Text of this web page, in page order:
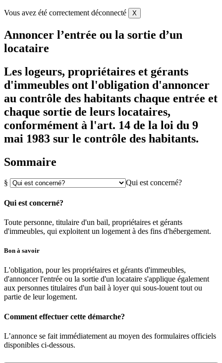
Vous avez été correctement déconnecté X
Annoncer l’entrée ou la sortie d’un
locataire
Les logeurs, propriétaires et gérants
d'immeubles ont l'obligation d'annoncer
au contrôle des habitants chaque entrée et
chaque sortie de leurs locataires,
conformément à l'art. 14 de la loi du 9
mai 1983 sur le contrôle des habitants.
Sommaire
§ Qui est concerné?
Qui est concerné?
Toute personne, titulaire d'un bail, propriétaires et gérants
d'immeubles, qui exploitent un logement à des fins d'hébergement.
Bon à savoir
L'obligation, pour les propriétaires et gérants d'immeubles,
d'annoncer l'entrée ou la sortie d'un locataire s'applique également
aux personnes titulaires d'un bail à loyer qui sous-louent tout ou
partie de leur logement.
Comment effectuer cette démarche?
L’annonce se fait immédiatement au moyen des formulaires officiels
disponibles ci-dessous.